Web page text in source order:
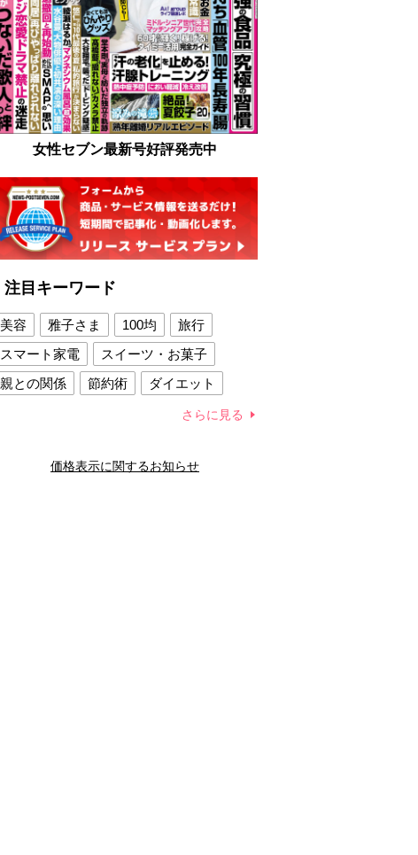
女性セブン最新号好評発売中
注目キーワード
美容 雅子さま 100均
旅行
スマート家電
スイーツ・お菓子
親との関係
節約術
ダイエット
夫との関係
新津春子 どか食い
さらに見る
価格表示に関するお知らせ